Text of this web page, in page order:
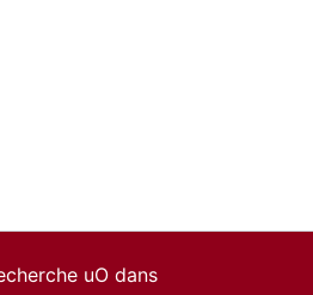
uO dans